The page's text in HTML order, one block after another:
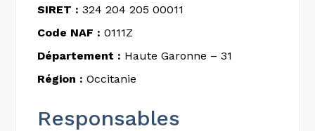
SIRET : 324 204 205 00011
Code NAF : 0111Z
Département : Haute Garonne – 31
Région : Occitanie
Responsables